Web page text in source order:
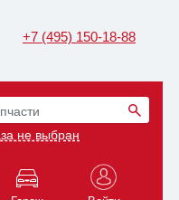
+7 (495) 150-18-88
не выбран